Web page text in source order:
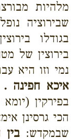
מלהיות
שבירוציה
בגודלו
בירוצין של
נמי וזו היא
איכא חפינה .
בפירקין
הכי גרסינן
שבמקדש:בין